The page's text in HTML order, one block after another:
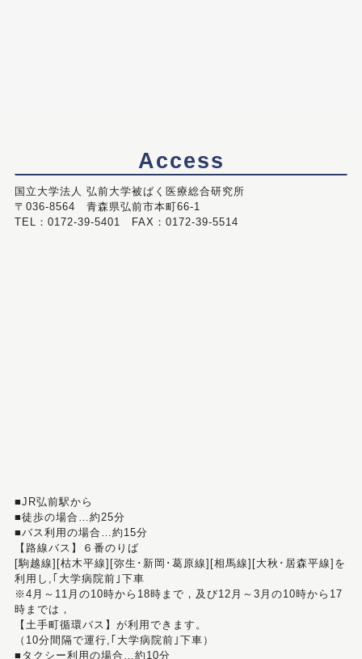
Access
国立大学法人 弘前大学被ばく医療総合研究所
〒036-8564 青森県弘前市本町66-1
TEL：0172-39-5401 FAX：0172-39-5514
■JR弘前駅から
■徒歩の場合…約25分
■バス利用の場合…約15分
【路線バス】６番のりば
[駒越線][枯木平線][弥生･新岡･葛原線][相馬線][大秋･居森平線]を
利用し,｢大学病院前｣下車
※4月～11月の10時から18時まで，及び12月～3月の10時から17
時までは，
【土手町循環バス】が利用できます。
（10分間隔で運行,｢大学病院前｣下車）
■タクシー利用の場合…約10分